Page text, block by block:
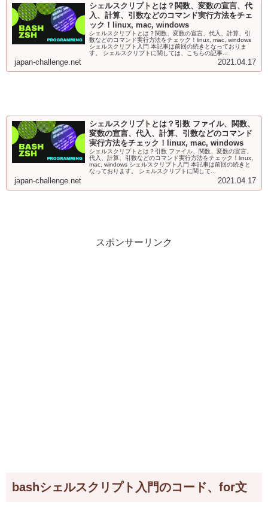
シェルスクリプトとは？関数、変数の宣言、代
入、計算、引数などのコマンド実行方法をチェ
ック！linux, mac, windows
シェルスクリプトとは？関数、変数の宣言、代入、計算、引
数などのコマンド実行方法をチェック！linux, mac, windows
シェルスクリプト入門 本記事は前回の続きとなっておりま
す。 シェルスクリプトに関しては、こちらの記事...
japan-challenge.net 2021.04.17
シェルスクリプトとは？引数 ファイル、関数、
変数の宣言、代入、計算、引数などのコマンド
実行方法をチェック！linux, mac, windows
シェルスクリプトとは？引数 ファイル、関数、変数の宣言、
代入、計算、引数などのコマンド実行方法をチェック！linux,
mac, windows シェルスクリプト入門 本記事は前回の続きと
なっております。 シェルスクリプトに関して...
japan-challenge.net 2021.04.17
スポンサーリンク
bashシェルスクリプト入門のコード、for文